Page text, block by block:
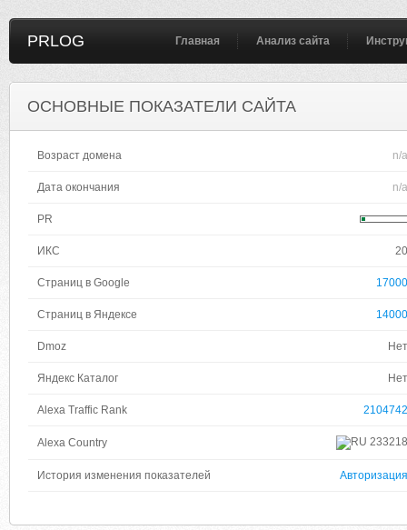
PRLOG Главная Анализ сайта
ОСНОВНЫЕ ПОКАЗАТЕЛИ САЙТА
Возраст домена n/a
Дата окончания n/a
PR
ИКС 20
Страниц в Google 17000
Страниц в Яндексе 14000
Dmoz Нет
Яндекс Каталог Нет
Alexa Traffic Rank 2104742
Alexa Country 233218
История изменения показателей Авторизация